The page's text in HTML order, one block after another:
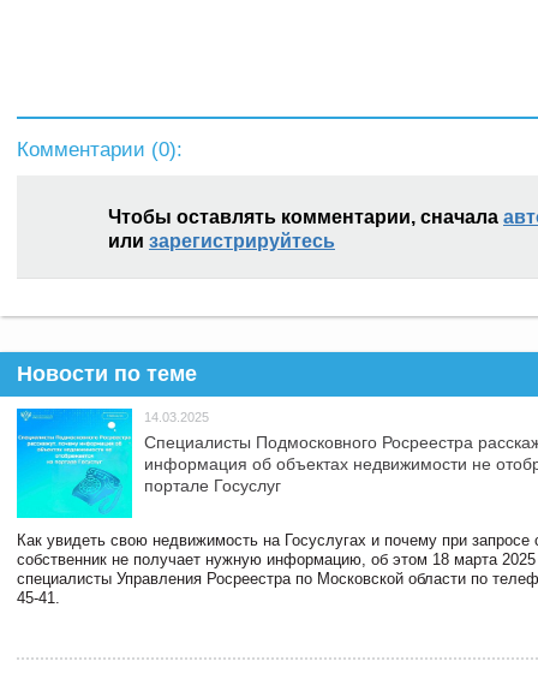
Комментарии (0):
Чтобы оставлять комментарии, сначала
или зарегистрируйтесь
Новости по теме
14.03.2025
Специалисты Подмосковного Росреестра
информация об объектах недвижимости не
портале Госуслуг
Как увидеть свою недвижимость на Госуслугах и почему при запросе
собственник не получает нужную информацию, об этом 18 марта 2025
специалисты Управления Росреестра по Московской области по
45-41.